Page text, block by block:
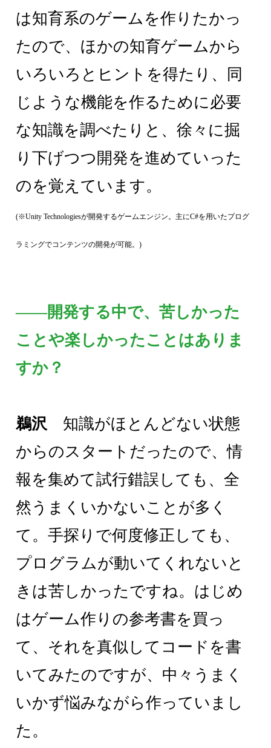
は知育系のゲームを作りたかっ
たので、ほかの知育ゲームから
いろいろとヒントを得たり、同
じような機能を作るために必要
な知識を調べたりと、徐々に掘
り下げつつ開発を進めていった
のを覚えています。
(※Unity Technologiesが開発するゲームエンジン。主にC#を用いたプログ
ラミングでコンテンツの開発が可能。)
――開発する中で、苦しかった
ことや楽しかったことはありま
すか？
鵜沢 知識がほとんどない状態
からのスタートだったので、情
報を集めて試行錯誤しても、全
然うまくいかないことが多く
て。手探りで何度修正しても、
プログラムが動いてくれないと
きは苦しかったですね。はじめ
はゲーム作りの参考書を買っ
て、それを真似してコードを書
いてみたのですが、中々うまく
いかず悩みながら作っていまし
た。